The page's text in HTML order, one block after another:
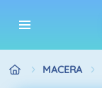
MACERA